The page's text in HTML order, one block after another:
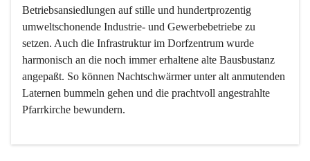
Betriebsansiedlungen auf stille und hundertprozentig
umweltschonende Industrie- und Gewerbebetriebe zu
setzen. Auch die Infrastruktur im Dorfzentrum wurde
harmonisch an die noch immer erhaltene alte Bausbustanz
angepaßt. So können Nachtschwärmer unter alt anmutenden
Laternen bummeln gehen und die prachtvoll angestrahlte
Pfarrkirche bewundern.
Der Weinbau dominert heute nicht mehr, ist aber integrativer